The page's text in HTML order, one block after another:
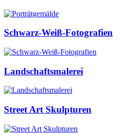
Schwarz-Weiß-Fotografien
Landschaftsmalerei
Street Art Skulpturen